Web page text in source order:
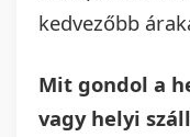
kedvezőbb
Mit gondol a
vagy helyi